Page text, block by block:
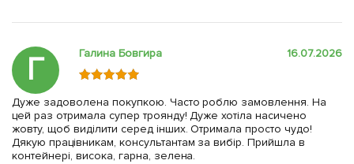
Г Галина Бовгира 16.07.2026
Дуже задоволена покупкою. Часто роблю замовлення. На
цей раз отримала супер троянду! Дуже хотіла насичено
жовту, щоб виділити серед інших. Отримала просто чудо!
Дякую працівникам, консультантам за вибір. Прийшла в
контейнері, висока, гарна, зелена.